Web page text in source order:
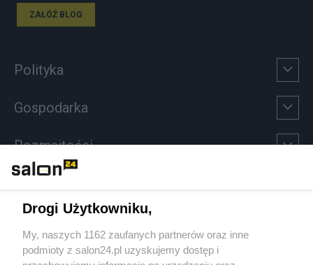
ZAŁÓŻ BLOG
Polityka
Gospodarka
Rozmaitości
Sport
Społeczeństwo
Drogi Użytkowniku,
My, naszych 1162 zaufanych partnerów oraz inne
podmioty z salon24.pl uzyskujemy dostęp i